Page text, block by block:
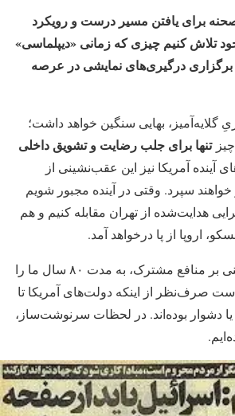
برای یافتن مسیر درست و رویکرد
تلاش کنیم چیزی که زمانی «دیپلماسی»
درگیری‌های نمایشی در عرصه
گلایه‌آمیز، بهایی سنگین خواهد داشت؛
چیزتنها برای جلب رضایت و تشویق داخلی
آینده آمریکا نیز این عقب‌نشینی از
سپرد. وقتی در آینده مجبور شویم
هدایت‌شده از تهران مقابله کنیم و هم
اروپا از پا درخواهد آمد.
جامعه فراآتلانتیکِ مبتنی بر منافع مشترک، به مدت ۸۰ سال ما را
صرف‌نظر از اینکه دولت‌های آمریکا تا
دشوار بوده‌اند. در لحظات سرنوشت‌ساز،